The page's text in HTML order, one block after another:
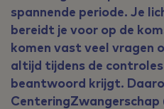
spannende periode. Je
bereidt je voor op de
komen vast veel vragen
altijd tijdens de
beantwoord krijgt.